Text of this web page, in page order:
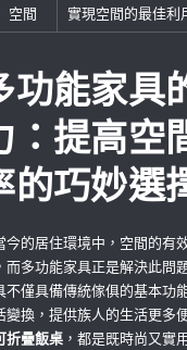
空間
實現空間的最佳利
功能家具
：提高空
的巧妙選
今的居住環境中，空間的有
而多功能家具正是解決此問
不僅具備傳統傢俱的基本功
變換，提供族人的生活更多
折疊飯桌 ，都是既時尚又實